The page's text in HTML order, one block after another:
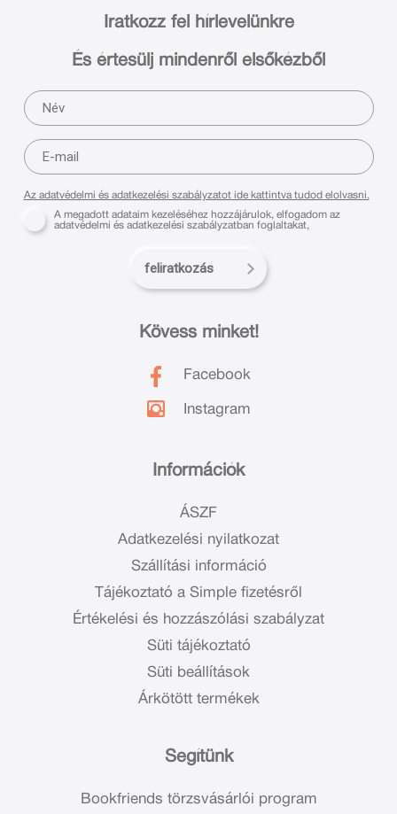
Információk
ÁSZF
Adatkezelési nyilatkozat
Szállítási információ
Tájékoztató a Simple fizetésről
Értékelési és hozzászólási szabályzat
Süti tájékoztató
Süti beállítások
Árkötött termékek
Segítünk
Bookfriends törzsvásárlói program
Kövess minket!
Facebook
Instagram
Iratkozz fel hírlevelünkre
És értesülj mindenről elsőkézből
Az adatvédelmi és adatkezelési szabályzatot ide kattintva tudod elolvasni.
A megadott adataim kezeléséhez hozzájárulok, elfogadom az
adatvédelmi és adatkezelési szabályzatban foglaltakat,
feliratkozás